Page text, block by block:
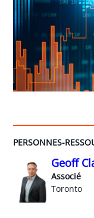
PERSONNES-
Geoff
Associé
Toronto